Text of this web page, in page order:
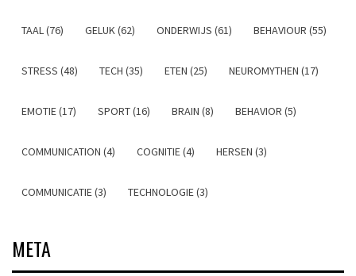
TAAL (76) GELUK (62) ONDERWIJS (61) BEHAVIOUR (55)
STRESS (48) TECH (35) ETEN (25) NEUROMYTHEN (17)
EMOTIE (17) SPORT (16) BRAIN (8) BEHAVIOR (5)
COMMUNICATION (4) COGNITIE (4) HERSEN (3)
COMMUNICATIE (3) TECHNOLOGIE (3)
META